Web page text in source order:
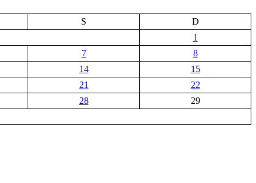
S
D
1
7
8
14
15
21
22
28
29